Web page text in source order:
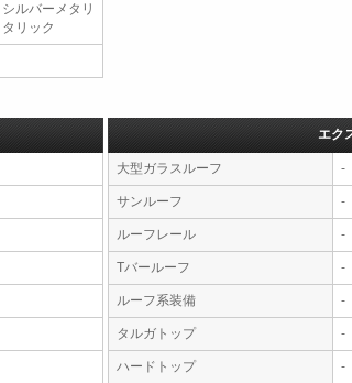
ルバーメタリ
リック
エク
大型ガラスルーフ -
サンルーフ -
ルーフレール -
Tバールーフ -
ルーフ系装備 -
タルガトップ -
ハードトップ -